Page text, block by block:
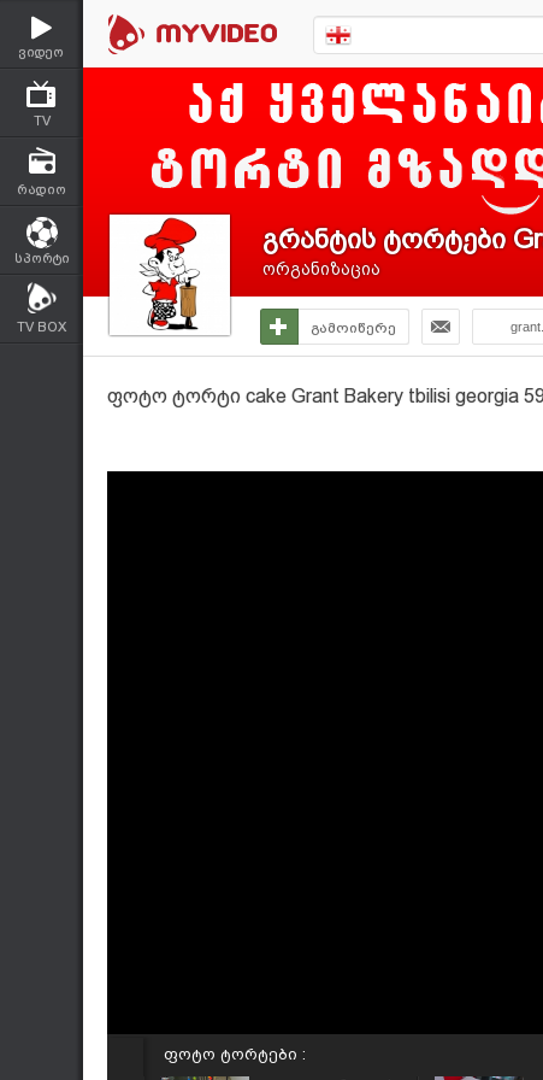
ვიდეო
TV
რადიო
სპორტი
TV BOX
გრანტის ტორტები
ორგანიზაცია
გამოიწერე
ფოტო ტორტი cake Grant Bakery tbilisi georgia
ფოტო ტორტები :